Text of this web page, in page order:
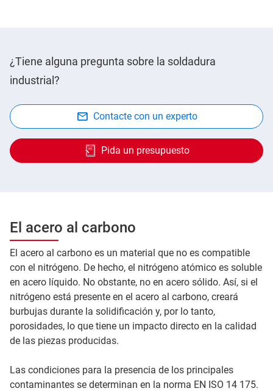
¿Tiene alguna pregunta sobre la soldadura
industrial?
Contacte con un experto
Pida un presupuesto
El acero al carbono
El acero al carbono es un material que no es compatible
con el nitrógeno. De hecho, el nitrógeno atómico es soluble
en acero líquido. No obstante, no en acero sólido. Así, si el
nitrógeno está presente en el acero al carbono, creará
burbujas durante la solidificación y, por lo tanto,
porosidades, lo que tiene un impacto directo en la calidad
de las piezas producidas.
Las condiciones para la presencia de los principales
contaminantes se determinan en la norma EN ISO 14 175.